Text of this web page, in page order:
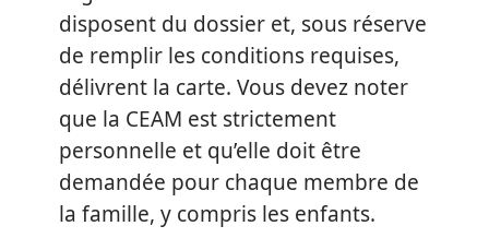
disposent du dossier et, sous réserve
de remplir les conditions requises,
délivrent la carte. Vous devez noter
que la CEAM est strictement
personnelle et qu’elle doit être
demandée pour chaque membre de
la famille, y compris les enfants.